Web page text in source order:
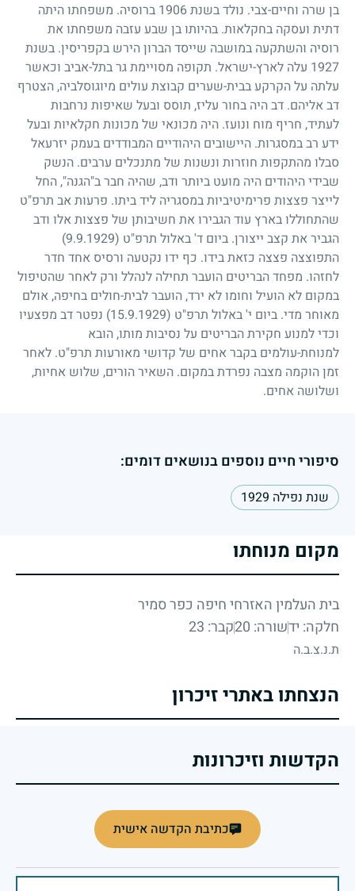
בן שרה וחיים-צבי. נולד בשנת1906 ברוסיה. משפחתו היתה
דתית ועסקה בחקלאות. בהיותו בן שבע עזבה משפחתו את
רוסיה והשתקעה במושבה שייסד הברון הירש בקפריסין. בשנת
1927 עלה לארץ-ישראל. תקופה מסויימת גר בתל-אביב וכאשר
עלתה על הקרקע בבית-שערים קבוצת עולים מיוגוסלביה, הצטרף
דב אליהם. דב היה בחור עליז, תוסס ובעל שאיפות נרחבות
לעתיד, חריף מוח ונועז. היה מכונאי של מכונות חקלאיות ובעל
ידע רב במסגרות. היישובים היהודיים המבודדים בעמק יזרעאל
סבלו מהתקפות חוזרות ונשנות של מתנכלים ערבים. הנשק
שבידי היהודים היה מועט ביותר ודב, שהיה חבר ב"הגנה", החל
לייצר פצצות פרימיטיביות במסגריה ליד ביתו. פרעות אב תרפ"ט
שהתחוללו בארץ עוד הגבירו את חשיבותן של פצצות אלו ודב
הגביר את קצב ייצורן. ביום ד' באלול תרפ"ט (9.9.1929)
התפוצצה פצצה כזאת בידו. כף ידו נקטעה ורסיס אחד חדר
לחזהו. מפחד הבריטים הועבר תחילה לנהלל ורק לאחר שהטיפול
במקום לא הועיל וחומו לא ירד, הועבר לבית-חולים בחיפה, אולם
מאוחר מדי. ביום י' באלול תרפ"ט (15.9.1929)
נפטר דב מפצעיו
וכדי למנוע חקירת הבריטים על נסיבות מותו, הובא
למנוחת-עולמים בקבר אחים של קדושי מאורעות תרפ"ט. לאחר
זמן הוקמה מצבה נפרדת במקום. השאיר הורים, שלוש אחיות,
ושלושה אחים.
סיפורי חיים נוספים בנושאים דומים:
שנת נפילה 1929
מקום מנוחתו
בית העלמין האזרחי חיפה כפר סמיר
חלקה: ידשורה: 20 קבר: 23
ת.נ.צ.ב.ה
הנצחתו באתרי זיכרון
הקדשות וזיכרונות
כתיבת הקדשה אישית